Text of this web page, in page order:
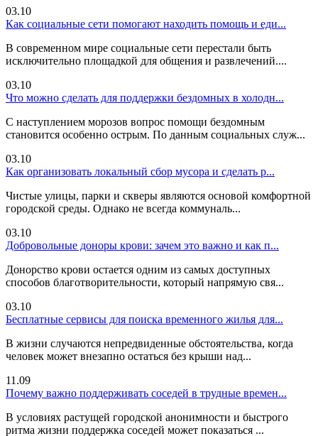
03.10
Как социальные сети помогают находить помощь и еди...
В современном мире социальные сети перестали быть
исключительно площадкой для общения и развлечений....
03.10
Что можно сделать для поддержки бездомных в холодн...
С наступлением морозов вопрос помощи бездомным
становится особенно острым. По данным социальных служ...
03.10
Как организовать локальный сбор мусора и сделать р...
Чистые улицы, парки и скверы являются основой комфортной
городской среды. Однако не всегда коммуналь...
03.10
Добровольные доноры крови: зачем это важно и как п...
Донорство крови остается одним из самых доступных
способов благотворительности, который напрямую свя...
03.10
Бесплатные сервисы для поиска временного жилья для...
В жизни случаются непредвиденные обстоятельства, когда
человек может внезапно остаться без крыши над...
11.09
Почему важно поддерживать соседей в трудные времен...
В условиях растущей городской анонимности и быстрого
ритма жизни поддержка соседей может показаться ...